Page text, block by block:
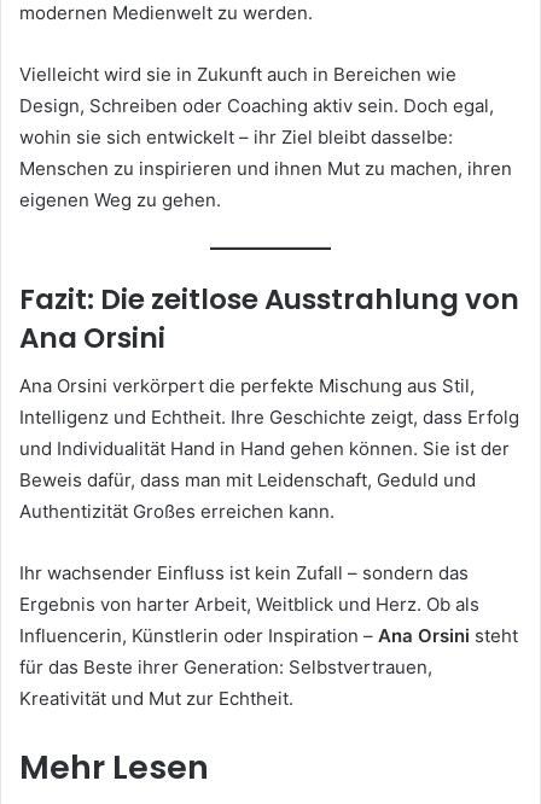
modernen Medienwelt zu werden.
Vielleicht wird sie in Zukunft auch in Bereichen wie
Design, Schreiben oder Coaching aktiv sein. Doch egal,
wohin sie sich entwickelt – ihr Ziel bleibt dasselbe:
Menschen zu inspirieren und ihnen Mut zu machen, ihren
eigenen Weg zu gehen.
Fazit: Die zeitlose Ausstrahlung von
Ana Orsini
Ana Orsini verkörpert die perfekte Mischung aus Stil,
Intelligenz und Echtheit. Ihre Geschichte zeigt, dass Erfolg
und Individualität Hand in Hand gehen können. Sie ist der
Beweis dafür, dass man mit Leidenschaft, Geduld und
Authentizität Großes erreichen kann.
Ihr wachsender Einfluss ist kein Zufall – sondern das
Ergebnis von harter Arbeit, Weitblick und Herz. Ob als
Influencerin, Künstlerin oder Inspiration – Ana Orsini steht
für das Beste ihrer Generation: Selbstvertrauen,
Kreativität und Mut zur Echtheit.
Mehr Lesen